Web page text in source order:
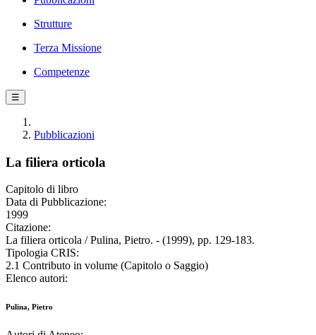
Strutture
Terza Missione
Competenze
☰
Pubblicazioni
La filiera orticola
Capitolo di libro
Data di Pubblicazione:
1999
Citazione:
La filiera orticola / Pulina, Pietro. - (1999), pp. 129-183.
Tipologia CRIS:
2.1 Contributo in volume (Capitolo o Saggio)
Elenco autori:
Pulina, Pietro